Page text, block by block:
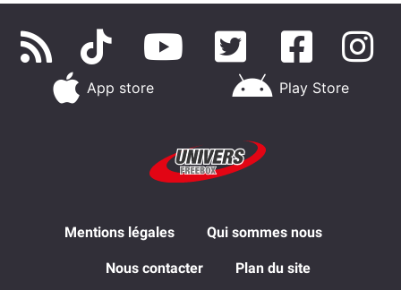
App store Play Store
Mentions légales Qui sommes nous
Nous contacter Plan du site